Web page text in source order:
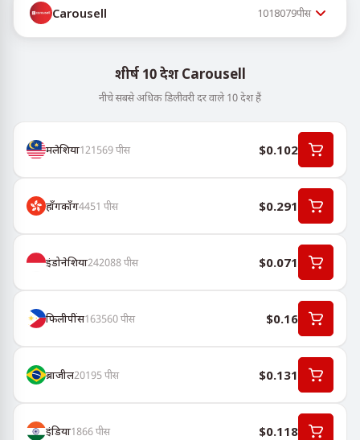
Carousell 1018079पीस
शीर्ष 10 देश Carousell
नीचे सबसे अधिक डिलीवरी दर वाले 10 देश हैं
मलेशिया121569पीस $0.102
हॉंगकॉंग4451 पीस $0.291
इंडोनेशिया242088पीस $0.071
फिलीपींस163560पीस $0.16
ब्राजील20195पीस $0.131
इंडिया1866पीस $0.118